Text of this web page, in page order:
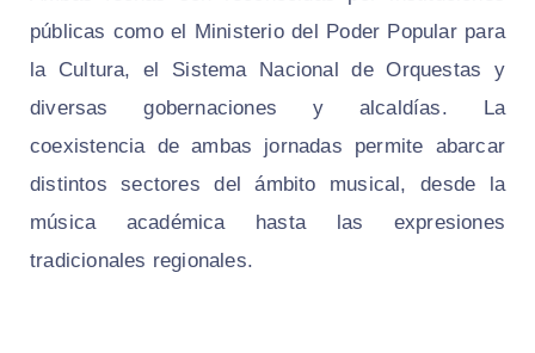
públicas como el Ministerio del Poder Popular para
la Cultura, el Sistema Nacional de Orquestas y
diversas gobernaciones y alcaldías. La
coexistencia de ambas jornadas permite abarcar
distintos sectores del ámbito musical, desde la
música académica hasta las expresiones
tradicionales regionales.